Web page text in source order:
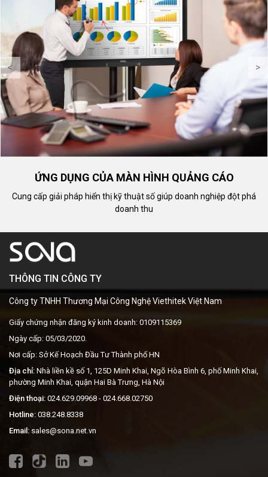
< >
ỨNG DỤNG CỦA MÀN HÌNH QUẢNG CÁO
Cung cấp giải pháp hiển thị kỹ thuật số giúp doanh nghiệp đột phá
doanh thu
THÔNG TIN CÔNG TY
Công ty TNHH Thương Mại Công Nghệ Viethitek Việt Nam
Giấy chứng nhận đăng ký kinh doanh: 0109115369
Ngày cấp: 05/03/2020.
Nơi cấp: Sở Kế Hoạch Đầu Tư Thành phố HN
Địa chỉ: Nhà liền kề số 1, 125D Minh Khai, Ngõ Hòa Bình 6, phố Minh Khai,
phường Minh Khai, quận Hai Bà Trưng, Hà Nội
Điện thoại: 024.629.09968 - 024.668.02750
Hotline: 038.248.8338
Email: sales@sona.net.vn